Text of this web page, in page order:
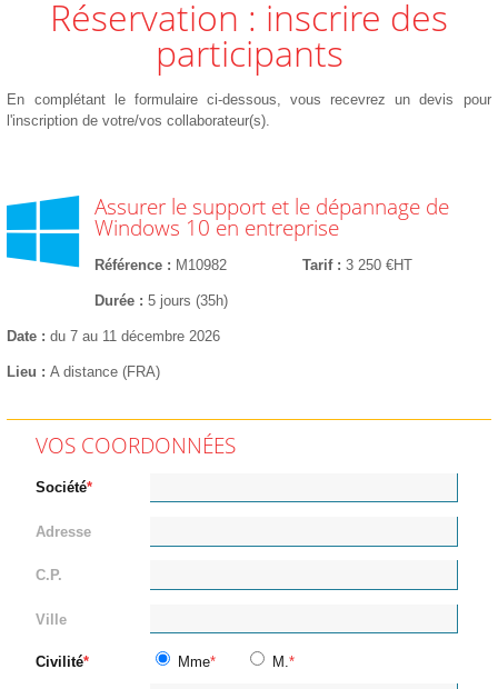
Réservation : inscrire des
participants
En complétant le formulaire ci-dessous, vous recevrez un devis pour
l'inscription de votre/vos collaborateur(s).
Assurer le support et le dépannage de
Windows 10 en entreprise
Référence M10982 Tarif 3 250 €HT
Durée 5 jours (35h)
Date du 7 au 11 décembre 2026
Lieu A distance (FRA)
VOS COORDONNÉES
Société
Adresse
C.P.
Ville
Civilité Mme M.